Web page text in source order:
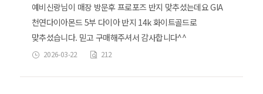
예비신랑님이 매장 방문후 프로포즈 반지 맞추셨는데요 GIA
천연다이아몬드 5부 다이아 반지 14k 화이트골드로
맞추셨습니다. 믿고 구매해주셔서 감사합니다^^
2026-03-22 212